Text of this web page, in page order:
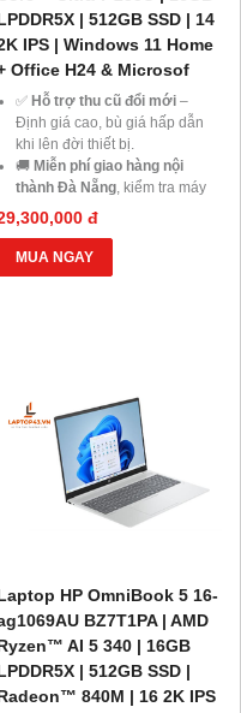
| 512GB SSD | 14
IPS | Windows 11 Home
Office H24 & Microsof
✅ Hỗ trợ thu cũ đổi mới –
Định giá cao, bù giá hấp dẫn
khi lên đời thiết bị.
🚚 Miễn phí giao hàng nội
thành Đà Nẵng , kiểm tra máy
trước khi thanh toán.
💳
Trả góp 0% qua thẻ tín
dụng hoặcHD Saison chỉ từ
1%/tháng, thủ tục đơn giản.
cùng cơ hội nhậnVoucher
giảm đến 500.000đ
đ
MUA NGAY
HP OmniBook 5 16-
BZ7T1PA | AMD
AI 5 340 | 16GB
| 512GB SSD |
840M | 16 2K IPS